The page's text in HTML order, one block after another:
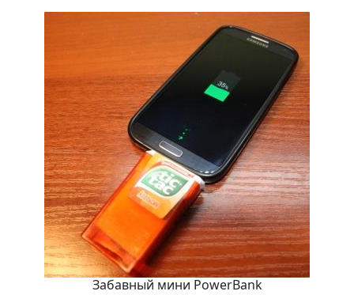
Забавный мини PowerBank